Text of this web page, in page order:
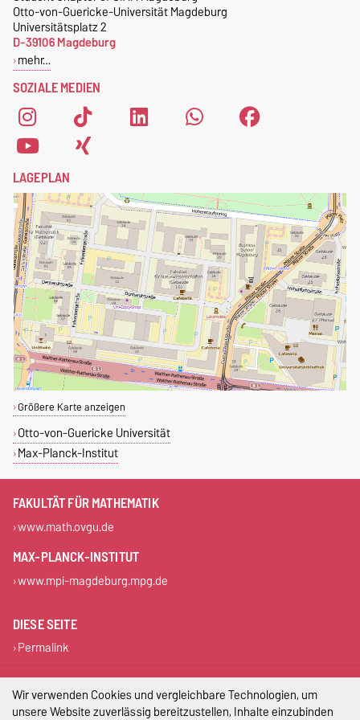
Mitgliedschaft.
Um dich als Mitglied des
Student Chapters of SIAM
Magdeburg zu registrieren,
fülle einfach das
Anmeldeformular
SOZIALE MEDIEN
Otto-von-Guericke-Universität Magdeburg
Universitätsplatz 2
D-39106 Magdeburg
mehr…
LAGEPLAN
Größere Karte anzeigen
Otto-von-Guericke Universität
Max-Planck-Institut
FAKULTÄT FÜR MATHEMATIK
www.math.ovgu.de
MAX-PLANCK-INSTITUT
www.mpi-magdeburg.mpg.de
DIESE SEITE
Permalink
Impressum
Wir verwenden Cookies und vergleichbare Technologien, um
unsere Website zuverlässig bereitzustellen, Inhalte einzubinden